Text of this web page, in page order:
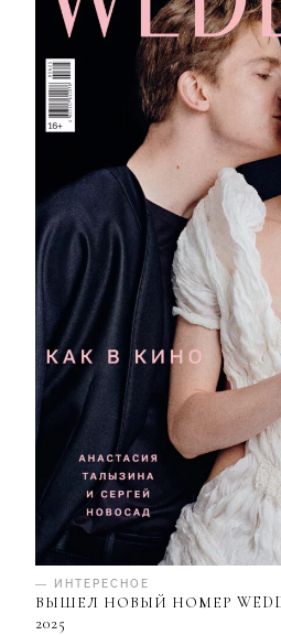
— ИНТЕРЕСНОЕ
ВЫШЕЛ НОВЫЙ НОМЕР
2025